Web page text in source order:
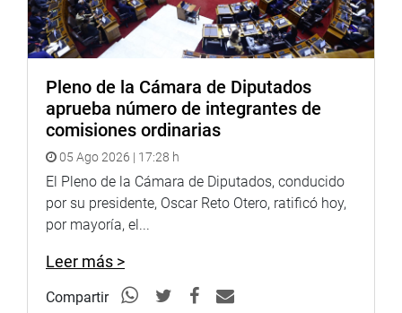
fue el más caro de los realizados en el país y superó los
ocho mil millones de soles.
Pleno de la Cámara de Diputados
aprueba número de integrantes de
comisiones ordinarias
05 Ago 2026 | 17:28 h
El Pleno de la Cámara de Diputados, conducido
por su presidente, Oscar Reto Otero, ratificó hoy,
por mayoría, el...
Leer más >
Compartir